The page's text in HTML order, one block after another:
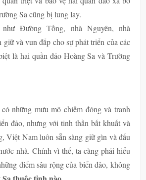
Sa cũng bị lung lay.
Đường Tống, nhà Nguyên, nhà
giữ và vun đắp cho sự phát triển của các
là hai quần đảo Hoàng Sa và Trường
những mưu mô chiếm đóng và tranh
đảo, nhưng với tinh thần bất khuất và
Việt Nam luôn sẵn sàng giữ gìn và đấu
nhà. Chính vì thế, ta càng phải hiểu
điểm sâu rộng của biển đảo, không